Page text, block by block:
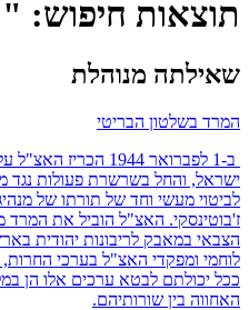
תוצאות חיפוש:
שאילתה מנוהלת
המרד בשלטון הבריטי
ב-1 לפברואר 1944
ישראל, והחל בשרשרת פעולות נגד
לביטוי מעשי וחד של תורתו של
ז'בוטינסקי. האצ"ל הוביל את המרד
הצבאי במאבק לריבונות יהודית
לוחמי ומפקדי האצ"ל בערכי החרות,
ככל יכולתם לבטא ערכים אלו הן
האחווה בין שורותיהם.